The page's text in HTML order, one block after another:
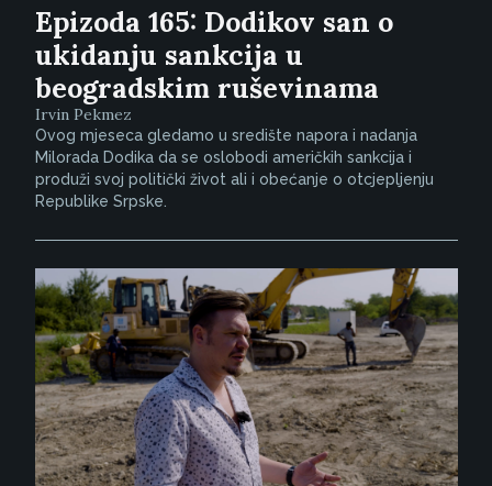
Epizoda 165: Dodikov san o
ukidanju sankcija u
beogradskim ruševinama
Irvin Pekmez
Ovog mjeseca gledamo u središte napora i nadanja
Milorada Dodika da se oslobodi američkih sankcija i
produži svoj politički život ali i obećanje o otcjepljenju
Republike Srpske.